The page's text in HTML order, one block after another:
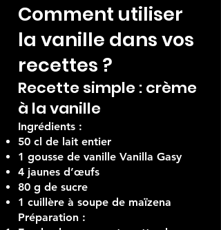
Comment utiliser
la vanille dans vos
recettes ?
Recette simple : crème
à la vanille
Ingrédients :
50 cl de lait entier
1 gousse de vanille Vanilla Gasy
4 jaunes d’œufs
80 g de sucre
1 cuillère à soupe de maïzena
Préparation :